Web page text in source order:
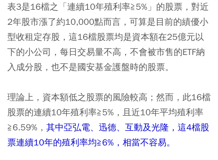
表3是16檔之「連續10年殖利率≧5%」的股票，對近
2年股市漲了約10,000點而言，可算是目前的績優小
型收租定存股，這16檔股票均是資本額在25億元以
下的小公司，每日交易量不高，不會被市售的ETF納
入成分股，也不是國安基金護盤時的股票。
理論上，資本額低之股票的風險較高；然而，此16檔
股票的連續10年殖利率≧5%，且近10年平均殖利率
≧6.59%， 其中亞弘電、迅德、互動及光隆，這4檔股
票連續10年的殖利率均≧6%，相當不容易。